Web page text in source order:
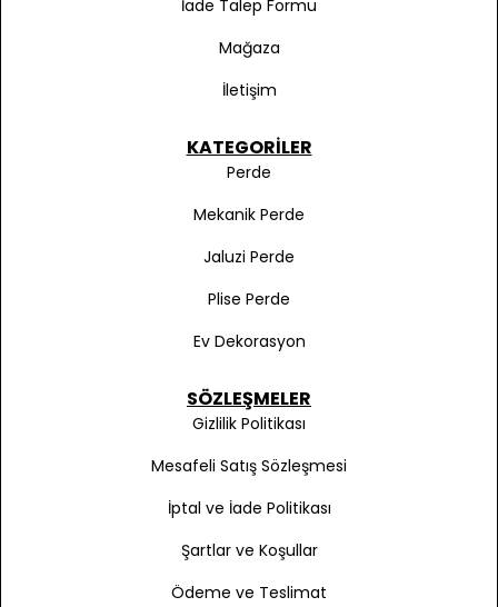
İade Talep Formu
Mağaza
İletişim
KATEGORILER
Perde
Mekanik Perde
Jaluzi Perde
Plise Perde
Ev Dekorasyon
SÖZLEŞMELER
Gizlilik Politikası
Mesafeli Satış Sözleşmesi
İptal ve İade Politikası
Şartlar ve Koşullar
Ödeme ve Teslimat